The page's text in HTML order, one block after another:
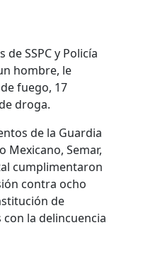
de SSPC y Policía
hombre, le
fuego, 17
droga.
de la Guardia
Mexicano, Semar,
cumplimentaron
contra ocho
de
la delincuencia